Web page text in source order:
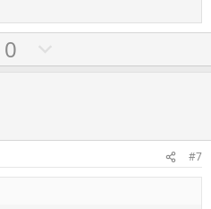
0
р
и
#7